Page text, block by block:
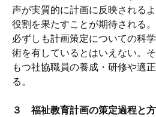
声が実質的に計画に反映される
役割を果たすことが期待される
必ずしも計画策定についての科
術を有しているとはいえない。
もつ社協職員の養成・研修や適
る。
３ 福祉教育計画の策定過程と